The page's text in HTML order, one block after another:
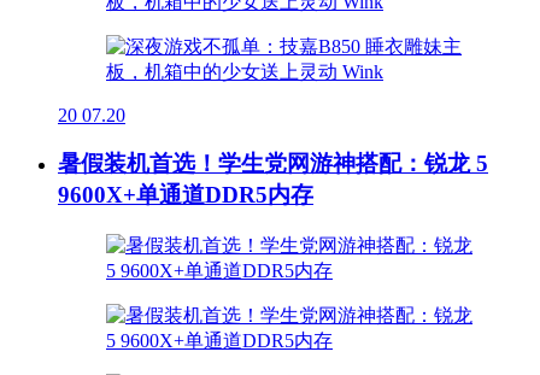
20 07.20
暑假装机首选！学生党网游神搭配：锐龙 5
9600X+单通道DDR5内存